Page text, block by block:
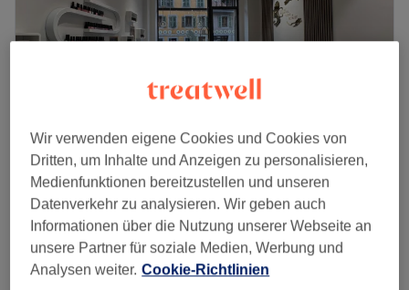
Centre Cauvarel Soins & Beauté
5.0
25 Bewertungen
Saint-François, Genf
Auf Karte anzeigen
Beauté des pieds
1 Std. 30 Min.
CHF 95
Schnellansicht Saloninfos
Wir verwenden eigene Cookies und Cookies von
Dritten, um Inhalte und Anzeigen zu personalisieren,
Medienfunktionen bereitzustellen und unseren
Datenverkehr zu analysieren. Wir geben auch
Informationen über die Nutzung unserer Webseite an
unsere Partner für soziale Medien, Werbung und
Analysen weiter. Cookie-Richtlinien